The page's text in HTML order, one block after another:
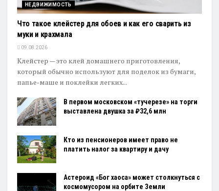
НЕДВИЖИМОСТЬ
Что такое клейстер для обоев и как его сварить из
муки и крахмала
09.08.2026
Клейстер — это клей домашнего приготовления,
который обычно используют для поделок из бумаги,
папье-маше и поклейки легких...
В первом московском «тучерезе» на торги
выставлена двушка за ₽32,6 млн
Кто из пенсионеров имеет право не
платить налог за квартиру и дачу
Астероид «Бог хаоса» может столкнуться с
космомусором на орбите Земли